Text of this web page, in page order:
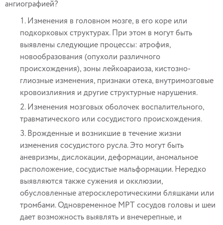
ангиографией?
Изменения в головном мозге, в его коре или
подкорковых структурах. При этом в могут быть
выявлены следующие процессы: атрофия,
новообразования (опухоли различного
происхождения), зоны лейкоараиоза, кистозно-
глиозные изменения, признаки отека, внутримозговые
кровоизлияния и другие структурные нарушения.
Изменения мозговых оболочек воспалительного,
травматического или сосудистого происхождения.
Врожденные и возникшие в течение жизни
изменения сосудистого русла. Это могут быть
аневризмы, дислокации, деформации, аномальное
расположение, сосудистые мальформации. Нередко
выявляются также сужения и окклюзии,
обусловленные атеросклеротическими бляшками или
тромбами. Одновременное МРТ сосудов головы и шеи
дает возможность выявлять и внечерепные, и